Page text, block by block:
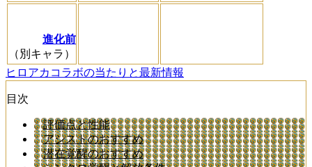
進化前
（別キャラ）
ヒロアカコラボの当たりと最新情報
目次
評価点と性能
アシストのおすすめ
潜在覚醒のおすすめ